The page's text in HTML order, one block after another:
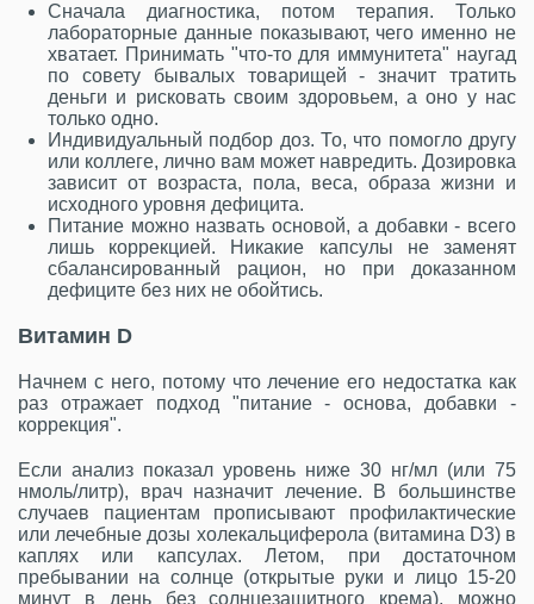
Сначала диагностика, потом терапия. Только
лабораторные данные показывают, чего именно не
хватает. Принимать "что-то для иммунитета" наугад
по совету бывалых товарищей - значит тратить
деньги и рисковать своим здоровьем, а оно у нас
только одно.
Индивидуальный подбор доз. То, что помогло другу
или коллеге, лично вам может навредить. Дозировка
зависит от возраста, пола, веса, образа жизни и
исходного уровня дефицита.
Питание можно назвать основой, а добавки - всего
лишь коррекцией. Никакие капсулы не заменят
сбалансированный рацион, но при доказанном
дефиците без них не обойтись.
Витамин D
Начнем с него, потому что лечение его недостатка как
раз отражает подход "питание - основа, добавки -
коррекция".
Если анализ показал уровень ниже 30 нг/мл (или 75
нмоль/литр), врач назначит лечение. В большинстве
случаев пациентам прописывают профилактические
или лечебные дозы холекальциферола (витамина D3) в
каплях или капсулах. Летом, при достаточном
пребывании на солнце (открытые руки и лицо 15-20
минут в день без солнцезащитного крема), можно